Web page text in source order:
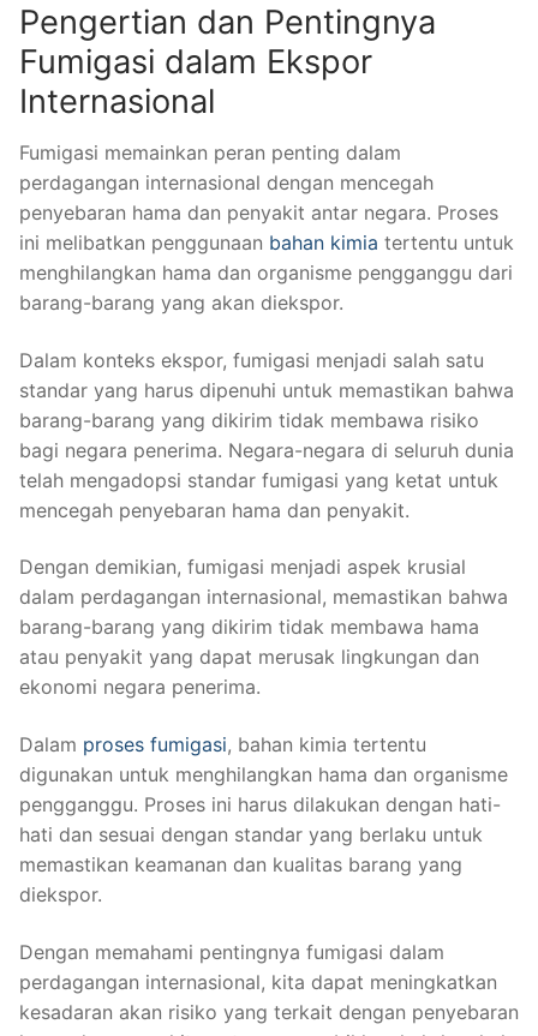
Pengertian dan Pentingnya
Fumigasi dalam Ekspor
Internasional
Fumigasi memainkan peran penting dalam
perdagangan internasional dengan mencegah
penyebaran hama dan penyakit antar negara. Proses
ini melibatkan penggunaan bahan kimia tertentu untuk
menghilangkan hama dan organisme pengganggu dari
barang-barang yang akan diekspor.
Dalam konteks ekspor, fumigasi menjadi salah satu
standar yang harus dipenuhi untuk memastikan bahwa
barang-barang yang dikirim tidak membawa risiko
bagi negara penerima. Negara-negara di seluruh dunia
telah mengadopsi standar fumigasi yang ketat untuk
mencegah penyebaran hama dan penyakit.
Dengan demikian, fumigasi menjadi aspek krusial
dalam perdagangan internasional, memastikan bahwa
barang-barang yang dikirim tidak membawa hama
atau penyakit yang dapat merusak lingkungan dan
ekonomi negara penerima.
Dalam proses fumigasi, bahan kimia tertentu
digunakan untuk menghilangkan hama dan organisme
pengganggu. Proses ini harus dilakukan dengan hati-
hati dan sesuai dengan standar yang berlaku untuk
memastikan keamanan dan kualitas barang yang
diekspor.
Dengan memahami pentingnya fumigasi dalam
perdagangan internasional, kita dapat meningkatkan
kesadaran akan risiko yang terkait dengan penyebaran